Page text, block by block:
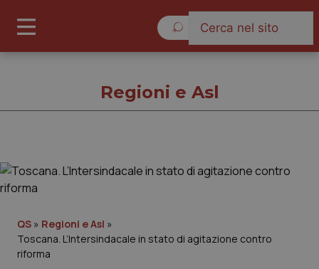
Governo e Parlamento
Regioni e Asl
QS » Regioni e Asl »
Toscana. L’Intersindacale in stato di agitazione contro
riforma